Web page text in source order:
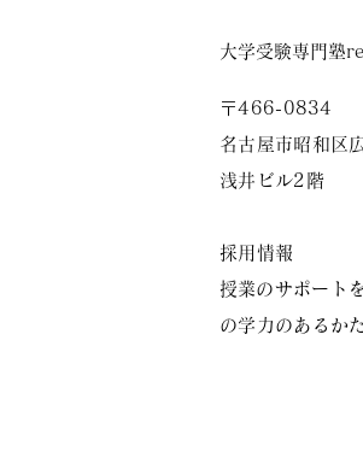
大学受験専門塾
〒466-0834
名古屋市昭和区
浅井ビル2階
採用情報
授業のサポート
の学力のあるかた